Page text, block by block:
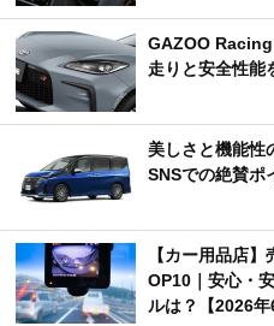
GAZOO
走りと安全性能
美しさと機能性
SNSでの絶賛ポ
【カー用品店
OP10｜安心・
ルは？【2026年